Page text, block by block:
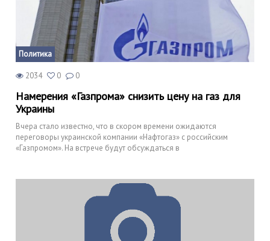
Политика
2034 0 0
Намерения «Газпрома» снизить цену на газ для
Украины
Вчера стало известно, что в скором времени ожидаются
переговоры украинской компании «Нафтогаз» с российским
«Газпромом». На встрече будут обсуждаться в